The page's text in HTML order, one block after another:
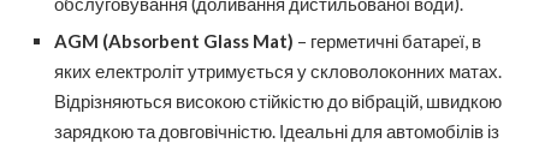
AGM (Absorbent Glass Mat) – герметичні батареї, в
яких електроліт утримується у скловолоконних матах.
Відрізняються високою стійкістю до вібрацій, швидкою
зарядкою та довговічністю. Ідеальні для автомобілів із